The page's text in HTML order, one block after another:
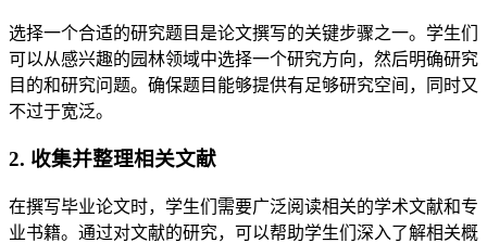
选择一个合适的研究题目是论文撰写的关键步骤之一。学生们
可以从感兴趣的园林领域中选择一个研究方向，然后明确研究
目的和研究问题。确保题目能够提供有足够研究空间，同时又
不过于宽泛。
2. 收集并整理相关文献
在撰写毕业论文时，学生们需要广泛阅读相关的学术文献和专
业书籍。通过对文献的研究，可以帮助学生们深入了解相关概